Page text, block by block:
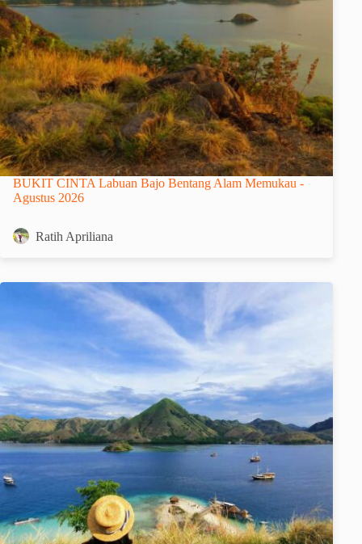
BUKIT CINTA Labuan Bajo Bentang Alam Memukau -
Agustus 2026
Ratih Apriliana